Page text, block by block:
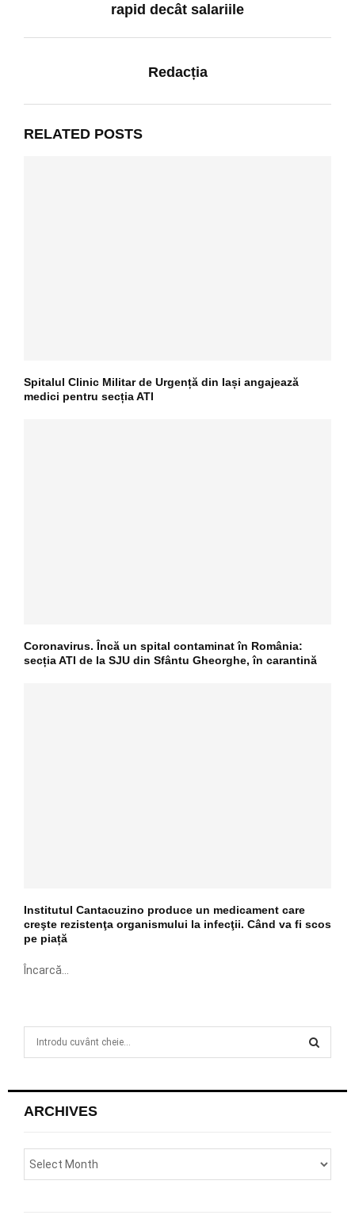
rapid decât salariile
Redacția
RELATED POSTS
Spitalul Clinic Militar de Urgență din Iași angajează
medici pentru secția ATI
Coronavirus. Încă un spital contaminat în România:
secția ATI de la SJU din Sfântu Gheorghe, în carantină
Institutul Cantacuzino produce un medicament care
creşte rezistenţa organismului la infecţii. Când va fi scos
pe piață
Încarcă...
h
o
:
ARCHIVES